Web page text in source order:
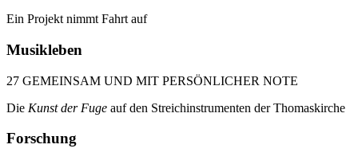
Ein Projekt nimmt Fahrt auf
Musikleben
27 GEMEINSAM UND MIT PERSÖNLICHER NOTE
Die Kunst der Fuge auf den Streichinstrumenten der Thomaskirche
Forschung